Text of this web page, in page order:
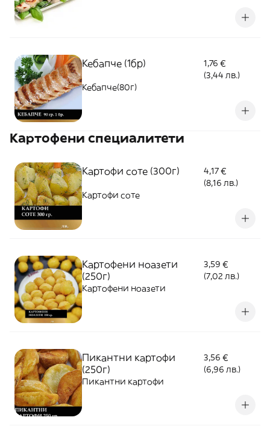
Кебапче (1бр)
1,76 €
(3,44 лв.)
Кебапче(80г)
Картофени специалитети
Картофи соте (300г)
4,17 €
(8,16 лв.)
Картофи соте
Картофени ноазети
(250г)
3,59 €
(7,02 лв.)
Картофени ноазети
Пикантни картофи
(250г)
3,56 €
(6,96 лв.)
Пикантни картофи